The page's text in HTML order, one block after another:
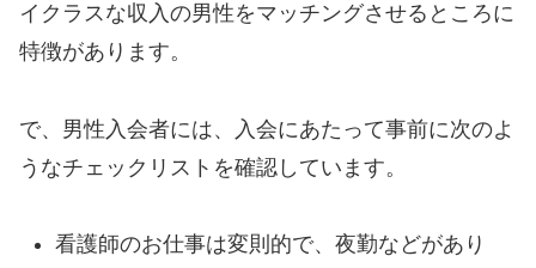
イクラスな収入の男性をマッチングさせるところに
特徴があります。
で、男性入会者には、入会にあたって事前に次のよ
うなチェックリストを確認しています。
看護師のお仕事は変則的で、夜勤などがあり